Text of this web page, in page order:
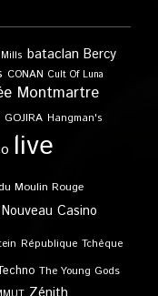
bataclan Bercy
CONAN Cult Of Luna
Montmartre
GOJIRA Hangman's
live
Moulin Rouge
Nouveau Casino
République Tchèque
The Young Gods